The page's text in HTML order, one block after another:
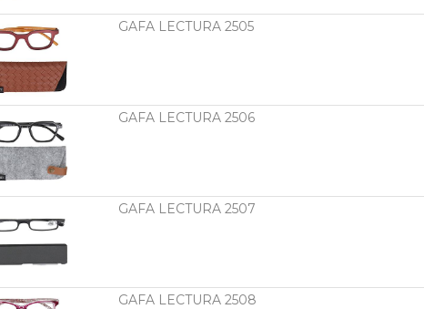
GAFA LECTURA 2505
GAFA LECTURA 2506
GAFA LECTURA 2507
GAFA LECTURA 2508